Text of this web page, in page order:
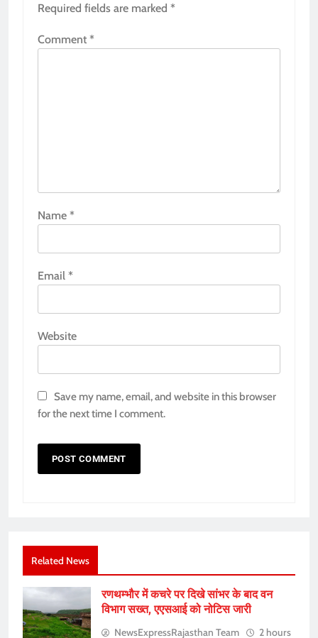
Required fields are marked *
Comment *
Name *
Email *
Website
Save my name, email, and website in this browser
for the next time I comment.
Related News
रणथम्भौर में कचरे पर दिखे सांभर के बाद वन
विभाग सख्त, एएसआई को नोटिस जारी
NewsExpressRajasthan Team 2 hours